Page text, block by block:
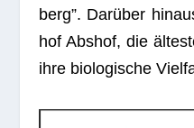
berg”. Dar­über
hof Abs­hof, die
ihre bio­lo­gi­sche